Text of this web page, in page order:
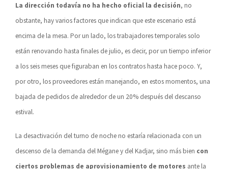
La dirección todavía no ha hecho oficial la decisión, no
obstante, hay varios factores que indican que este escenario está
encima de la mesa. Por un lado, los trabajadores temporales solo
están renovando hasta finales de julio, es decir, por un tiempo inferior
a los seis meses que figuraban en los contratos hasta hace poco. Y,
por otro, los proveedores están manejando, en estos momentos, una
bajada de pedidos de alrededor de un 20% después del descanso
estival.
La desactivación del turno de noche no estaría relacionada con un
descenso de la demanda del Mégane y del Kadjar, sino más bien con
ciertos problemas de aprovisionamiento de motores ante la